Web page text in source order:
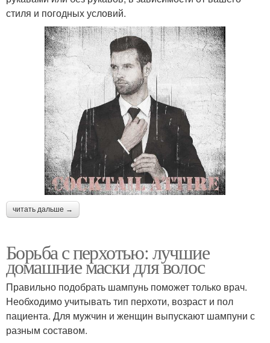
стиля и погодных условий.
читать дальше →
Борьба с перхотью: лучшие
домашние маски для волос
Правильно подобрать шампунь поможет только врач.
Необходимо учитывать тип перхоти, возраст и пол
пациента. Для мужчин и женщин выпускают шампуни с
разным составом.